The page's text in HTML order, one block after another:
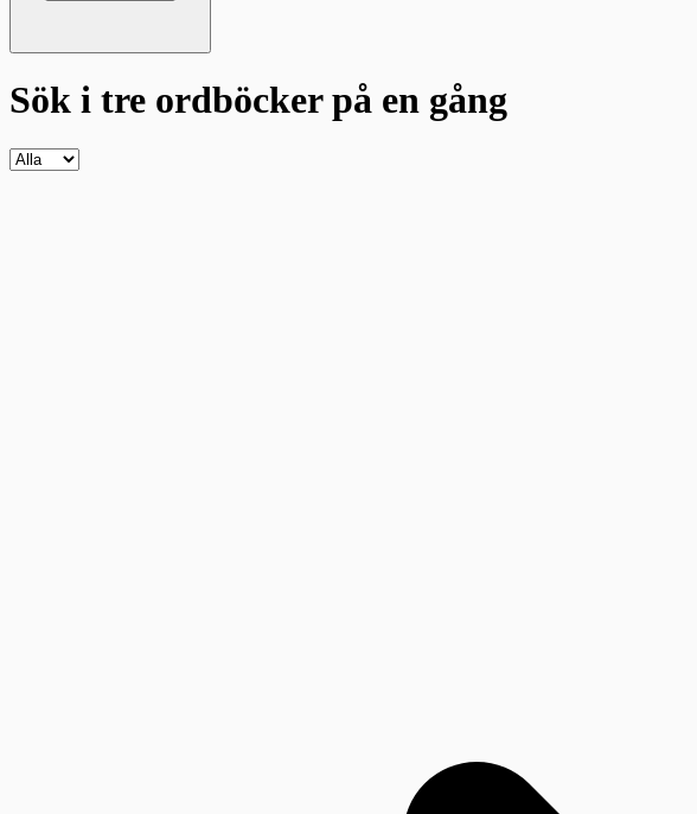
Sök i tre ordböckerpå en gång